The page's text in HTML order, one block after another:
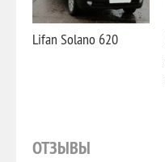
Lifan Solano 620
ОТЗЫВЫ